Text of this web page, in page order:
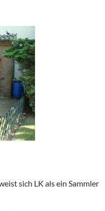
sich LK als ein Sammler